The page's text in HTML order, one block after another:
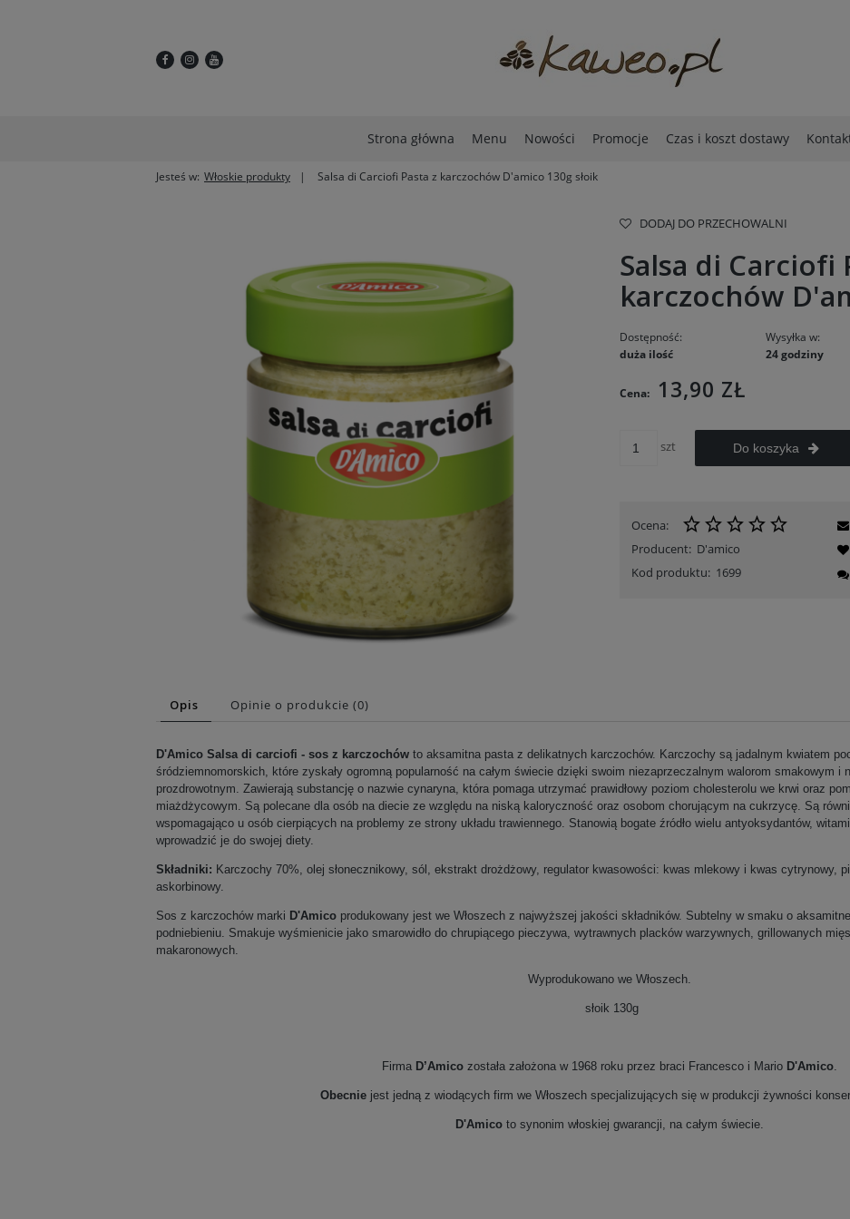
Strona główna Menu Nowości Promocje Czas i koszt dostawy
Jesteś w: Włoskie produkty Salsa di Carciofi Pasta z karczochów D'amico 130g słoik
DODAJ DO PRZECHOWALNI
Salsa di Carciofi
karczochów
Dostępność:
duża ilość
Wysyłka w:
24 godziny
Cena: 13,90 ZŁ
szt Do koszyka
Ocena:
Producent: D'amico
Kod produktu: 1699
Opis Opinie o produkcie (0)
D'Amico Salsa di carciofi - sos z karczochów to aksamitna pasta z delikatnych karczochów. Karczochy są jadalnym kwiatem
śródziemnomorskich, które zyskały ogromną popularność na całym świecie dzięki swoim niezaprzeczalnym walorom smakowym i
prozdrowotnym. Zawierają substancję o nazwie cynaryna, która pomaga utrzymać prawidłowy poziom cholesterolu we krwi oraz
miażdżycowym. Są polecane dla osób na diecie ze względu na niską kaloryczność oraz osobom chorującym na cukrzycę. Są
wspomagająco u osób cierpiących na problemy ze strony układu trawiennego. Stanowią bogate źródło wielu antyoksydantów,
wprowadzić je do swojej diety.
Składniki: Karczochy 70%, olej słonecznikowy, sól, ekstrakt drożdżowy, regulator kwasowości: kwas mlekowy i kwas cytrynowy,
askorbinowy.
Sos z karczochów marki D'Amico produkowany jest we Włoszech z najwyższej jakości składników. Subtelny w smaku o
podniebieniu. Smakuje wyśmienicie jako smarowidło do chrupiącego pieczywa, wytrawnych placków warzywnych, grillowanych
makaronowych.
Wyprodukowano we Włoszech.
słoik 130g
Firma D’Amico została założona w 1968 roku przez braci Francesco i Mario D'Amico.
Obecnie jest jedną z wiodących firm we Włoszech specjalizujących się w produkcji żywności
D'Amico to synonim włoskiej gwarancji, na całym świecie.